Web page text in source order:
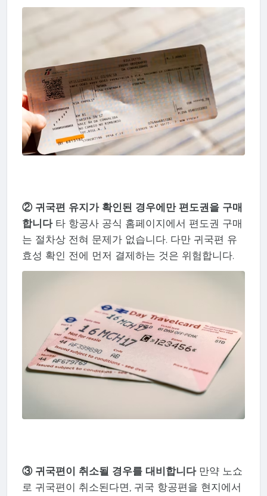
② 귀국편 유지가 확인된 경우에만 편도권을 구매
합니다타 항공사 공식 홈페이지에서 편도권 구매
는 절차상 전혀 문제가 없습니다. 다만 귀국편 유
효성 확인 전에 먼저 결제하는 것은 위험합니다.
③ 귀국편이 취소될 경우를 대비합니다만약 노쇼
로 귀국편이 취소된다면, 귀국 항공편을 현지에서